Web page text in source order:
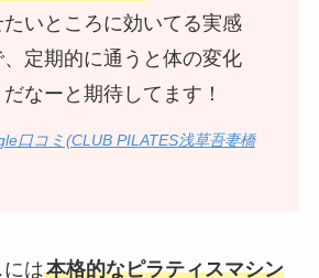
いところに効いてる実感
定期的に通うと体の変化
なーと期待してます！
口コミ(CLUB PILATES浅草吾妻橋
は本格的なピラティスマシン